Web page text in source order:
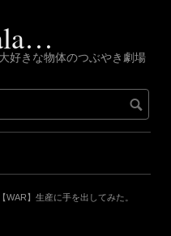
好きな物体のつぶやき劇場
【WAR】生産に手を出してみた。